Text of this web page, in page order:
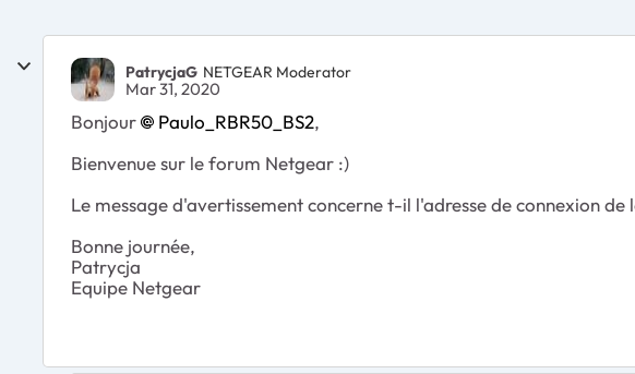
PatrycjaG NETGEAR Moderator
Mar 31, 2020
Bonjour Paulo_RBR50_BS2,
Bienvenue sur le forum Netgear :)
Le message d'avertissement concerne t-il l'adresse de connexion
Bonne journée,
Patrycja
Equipe Netgear